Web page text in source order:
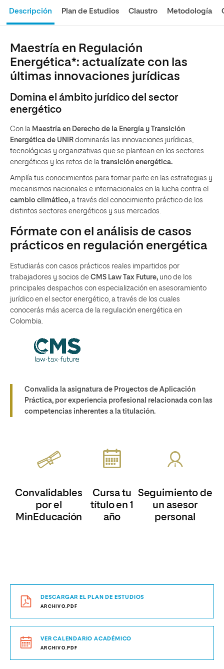
Descripción Plan de Estudios Claustro Metodología
Maestría en Regulación
Energética*: actualízate con las
últimas innovaciones jurídicas
Domina el ámbito jurídico del sector
energético
Con la Maestría en Derecho de la Energía y Transición
Energética de UNIR dominarás las innovaciones jurídicas,
tecnológicas y organizativas que se plantean en los sectores
energéticos y los retos de la transición energética.
Amplía tus conocimientos para tomar parte en las estrategias y
mecanismos nacionales e internacionales en la lucha contra el
cambio climático, a través del conocimiento práctico de los
distintos sectores energéticos y sus mercados.
Fórmate con el análisis de casos
prácticos en regulación energética
Estudiarás con casos prácticos reales impartidos por
trabajadores y socios de CMS Law Tax Future, uno de los
principales despachos con especialización en asesoramiento
jurídico en el sector energético, a través de los cuales
conocerás más acerca de la regulación energética en
Colombia.
Convalida la asignatura de Proyectos de Aplicación
Práctica, por experiencia profesional relacionada con las
competencias inherentes a la titulación.
Convalidables
por el
MinEducación
Cursa tu
título en 1
año
Seguimiento de
un asesor
personal
DESCARGAR EL PLAN DE ESTUDIOS
ARCHIVO.PDF
VER CALENDARIO ACADÉMICO
ARCHIVO.PDF